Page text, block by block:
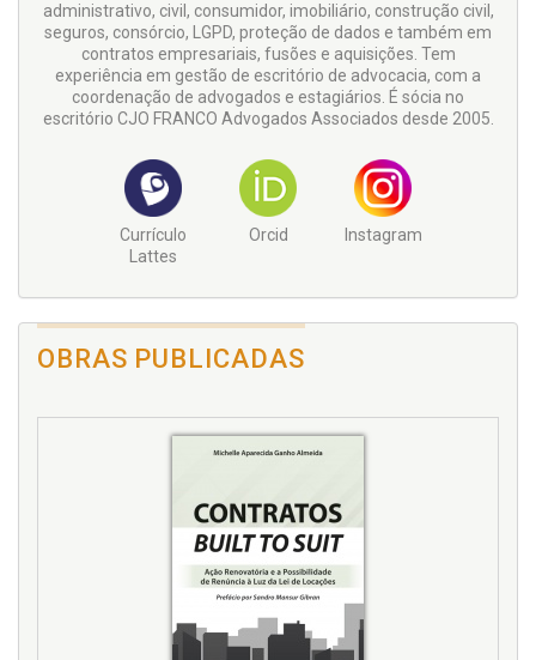
administrativo, civil, consumidor, imobiliário, construção civil,
seguros, consórcio, LGPD, proteção de dados e também em
contratos empresariais, fusões e aquisições. Tem
experiência em gestão de escritório de advocacia, com a
coordenação de advogados e estagiários. É sócia no
escritório CJO FRANCO Advogados Associados desde 2005.
Currículo
Lattes
Orcid Instagram
OBRAS PUBLICADAS